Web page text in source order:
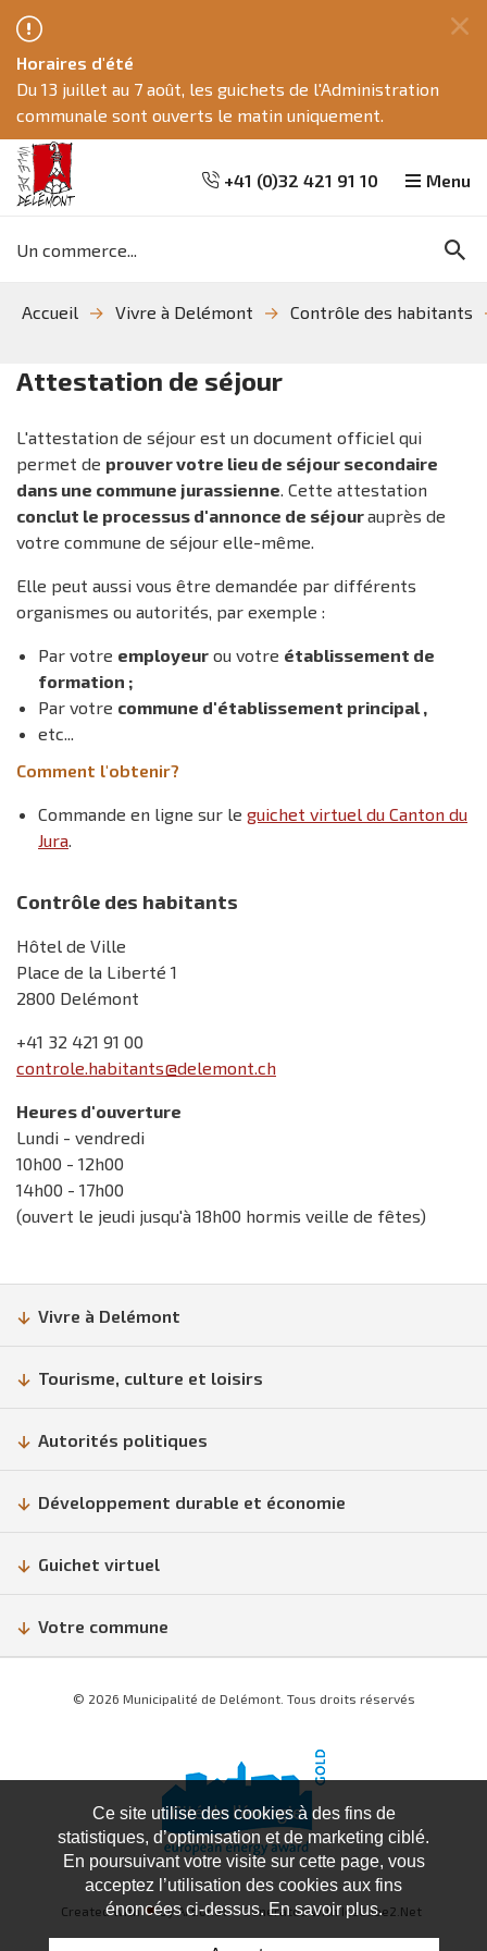
recherche
navigation
Horaires d'été
Du 13 juillet au 7 août, les guichets de l'Administration
communale sont ouverts le matin uniquement.
+41 (0)32 421 91 10
clés
Menu
Accueil Vivre à Delémont Contrôle des habitants
Attestation de séjour
L'attestation de séjour est un document officiel qui
permet de prouver votre lieu de séjour secondaire
dans une commune jurassienne. Cette attestation
conclut le processus d'annonce de séjourauprès de
votre commune de séjour elle-même.
Elle peut aussi vous être demandée par différents
organismes ou autorités, par exemple :
Par votre employeur ou votre établissement de
formation ;
Par votre commune d'établissement principal ,
etc...
Comment l'obtenir?
Commande en ligne sur le guichet virtuel du Canton du
Jura.
Contrôle des habitants
Hôtel de Ville
Place de la Liberté 1
2800 Delémont
+41 32 421 91 00
controle.habitants@delemont.ch
Heures d'ouverture
Lundi - vendredi
10h00 - 12h00
14h00 - 17h00
(ouvert le jeudi jusqu'à 18h00 hormis veille de fêtes)
Vivre à Delémont
Tourisme, culture et loisirs
Autorités politiques
Développement durable et économie
Guichet virtuel
Votre commune
© 2026 Municipalité de Delémont. Tous droits réservés
Created with♥by Artionet Generated with IceCube2.Net
Ce site utilise des cookies à des fins de
statistiques, d’optimisation et de marketing ciblé.
En poursuivant votre visite sur cette page, vous
acceptez l’utilisation des cookies aux fins
énoncées ci-dessus. En savoir plus.